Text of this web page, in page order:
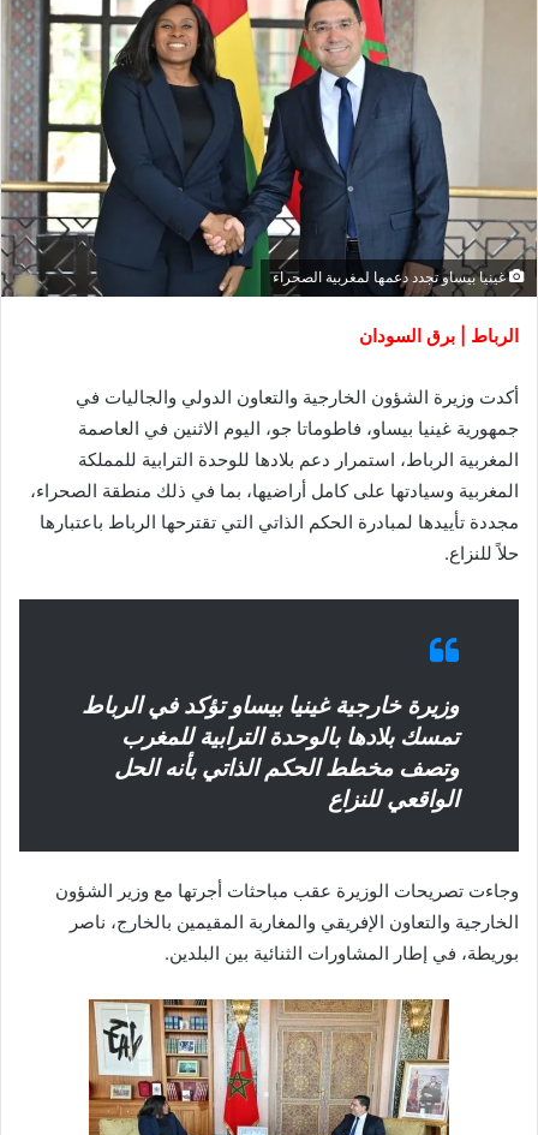
غينيا بيساو تجدد دعمها لمغربية الصحراء
الرباط | برق السودان
أكدت وزيرة الشؤون الخارجية والتعاون الدولي والجاليات في
جمهورية غينيا بيساو، فاطوماتا جو، اليوم الاثنين في العاصمة
المغربية الرباط، استمرار دعم بلادها للوحدة الترابية للمملكة
المغربية وسيادتها على كامل أراضيها، بما في ذلك منطقة الصحراء،
مجددة تأييدها لمبادرة الحكم الذاتي التي تقترحها الرباط باعتبارها
حلاً للنزاع.
وزيرة خارجية غينيا بيساو تؤكد في الرباط
تمسك بلادها بالوحدة الترابية للمغرب
وتصف مخطط الحكم الذاتي بأنه الحل
الواقعي للنزاع
وجاءت تصريحات الوزيرة عقب مباحثات أجرتها مع وزير الشؤون
الخارجية والتعاون الإفريقي والمغاربة المقيمين بالخارج، ناصر
بوريطة، في إطار المشاورات الثنائية بين البلدين.